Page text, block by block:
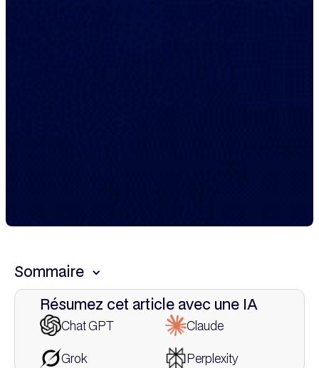
Sommaire
This is some text inside of a div block.
Résumez cet article avec une IA
Chat GPT
Claude
Grok
Perplexity